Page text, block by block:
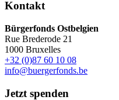
Kontakt
Bürgerfonds Ostbelgien
Rue Brederode 21
1000 Bruxelles
+32 (0)87 60 10 08
info@buergerfonds.be
Jetzt spenden